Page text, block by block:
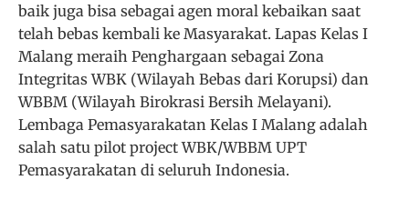
baik juga bisa sebagai agen moral kebaikan saat
telah bebas kembali ke Masyarakat. Lapas Kelas I
Malang meraih Penghargaan sebagai Zona
Integritas WBK (Wilayah Bebas dari Korupsi) dan
WBBM (Wilayah Birokrasi Bersih Melayani).
Lembaga Pemasyarakatan Kelas I Malang adalah
salah satu pilot project WBK/WBBM UPT
Pemasyarakatan di seluruh Indonesia.